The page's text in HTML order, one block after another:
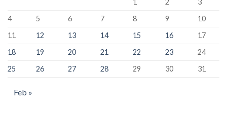
4
5 6 7 8 9
10
11
12 13 14 15 16
17
18
19 20 21 22 23
24
25
26 27 28 29 30 31
Feb »